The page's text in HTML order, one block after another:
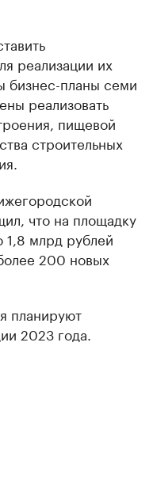
реализации их
бизнес-планы семи
реализовать
пищевой
строительных
что на площадку
1,8 млрд рублей
200 новых
планируют
2023 года.